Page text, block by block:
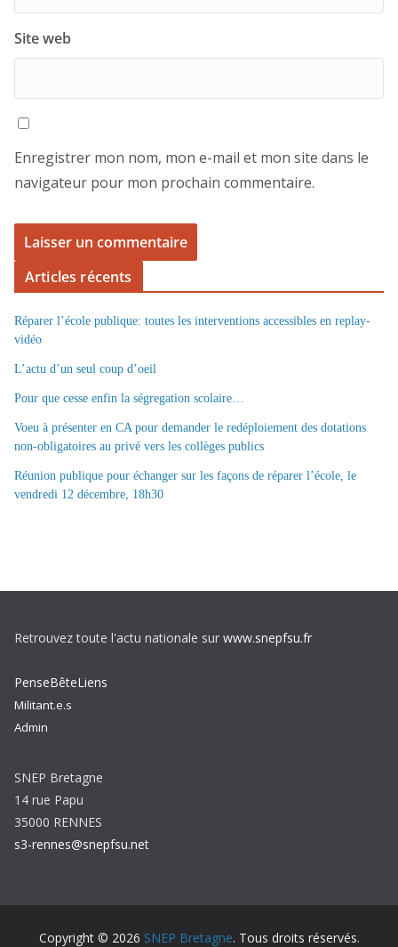
Site web
Enregistrer mon nom, mon e-mail et mon site dans le
navigateur pour mon prochain commentaire.
Articles récents
Réparer l’école publique: toutes les interventions accessibles en replay-
vidéo
L’actu d’un seul coup d’oeil
Pour que cesse enfin la ségregation scolaire…
Voeu à présenter en CA pour demander le redéploiement des dotations
non-obligatoires au privé vers les collèges publics
Réunion publique pour échanger sur les façons de réparer l’école, le
vendredi 12 décembre, 18h30
Retrouvez toute l'actu nationale sur www.snepfsu.fr
PenseBêteLiens
Militant.e.s
Admin
SNEP Bretagne
14 rue Papu
35000 RENNES
s3-rennes@snepfsu.net
Copyright © 2026 SNEP Bretagne. Tous droits réservés.